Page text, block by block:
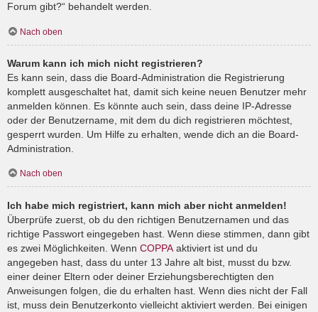
Forum gibt?“ behandelt werden.
Nach oben
Warum kann ich mich nicht registrieren?
Es kann sein, dass die Board-Administration die Registrierung
komplett ausgeschaltet hat, damit sich keine neuen Benutzer mehr
anmelden können. Es könnte auch sein, dass deine IP-Adresse
oder der Benutzername, mit dem du dich registrieren möchtest,
gesperrt wurden. Um Hilfe zu erhalten, wende dich an die Board-
Administration.
Nach oben
Ich habe mich registriert, kann mich aber nicht anmelden!
Überprüfe zuerst, ob du den richtigen Benutzernamen und das
richtige Passwort eingegeben hast. Wenn diese stimmen, dann gibt
es zwei Möglichkeiten. Wenn COPPA aktiviert ist und du
angegeben hast, dass du unter 13 Jahre alt bist, musst du bzw.
einer deiner Eltern oder deiner Erziehungsberechtigten den
Anweisungen folgen, die du erhalten hast. Wenn dies nicht der Fall
ist, muss dein Benutzerkonto vielleicht aktiviert werden. Bei einigen